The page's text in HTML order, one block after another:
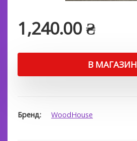
1,240.00₴
В МАГАЗИН
Бренд WoodHouse